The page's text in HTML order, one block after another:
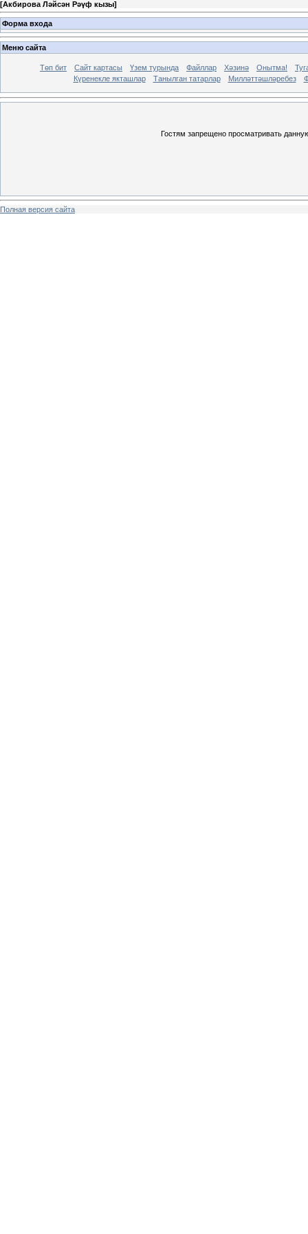
[Акбирова Ләйсән Рәүф кызы]
Форма входа
Меню сайта
Төп бит Сайт картасы Үзем турында Файллар Хәзинә Онытма!
Күренекле якташлар
Танылган татарлар Милләттәшләребез
Гостям запрещено просматривать
Полная версия сайта